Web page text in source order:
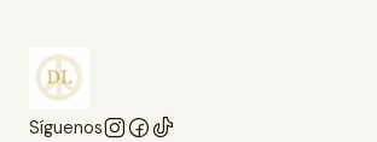
Síguenos